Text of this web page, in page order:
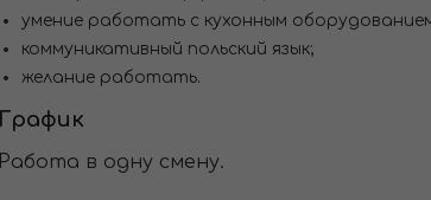
умение работать с кухонным
коммуникативный польский язык;
желание работать.
График
Работа в одну смену.